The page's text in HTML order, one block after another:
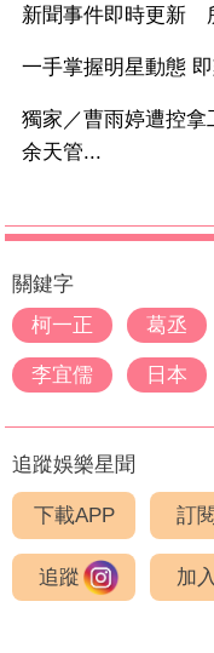
新聞事件即時更新
一手掌握明星動態
獨家／曹雨婷遭控拿
余天管...
關鍵字
柯一正
葛丞
李宜儒 日本
追蹤娛樂星聞
下載APP 訂閱
追蹤 加入